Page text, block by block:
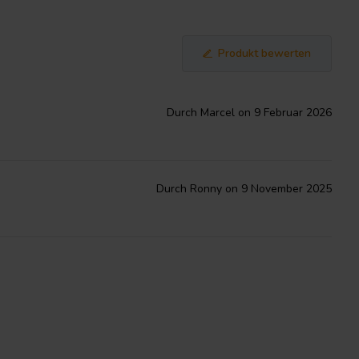
Produkt bewerten
Durch Marcel on 9 Februar 2026
Durch Ronny on 9 November 2025